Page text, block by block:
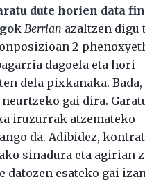
dute horien data
k Berrian azaltzen digu
2-
dagoela eta hori
dela pixkanaka. Bada,
gai dira.
iruzurrak atzemateko
da. Adibidez,
sinadura eta agirian
datozen esateko gai